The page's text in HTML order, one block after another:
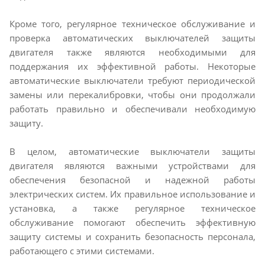
Кроме того, регулярное техническое обслуживание и
проверка автоматических выключателей защиты
двигателя также являются необходимыми для
поддержания их эффективной работы. Некоторые
автоматические выключатели требуют периодической
замены или перекалибровки, чтобы они продолжали
работать правильно и обеспечивали необходимую
защиту.
В целом, автоматические выключатели защиты
двигателя являются важными устройствами для
обеспечения безопасной и надежной работы
электрических систем. Их правильное использование и
установка, а также регулярное техническое
обслуживание помогают обеспечить эффективную
защиту системы и сохранить безопасность персонала,
работающего с этими системами.